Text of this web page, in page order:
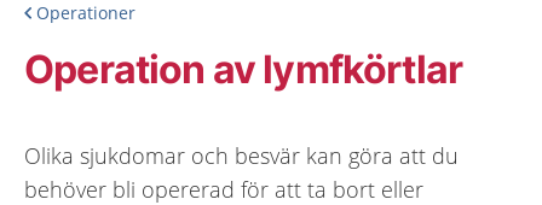
Operationer
Operation av lymfkörtlar
Olika sjukdomar och besvär kan göra att du
behöver bli opererad för att ta bort eller